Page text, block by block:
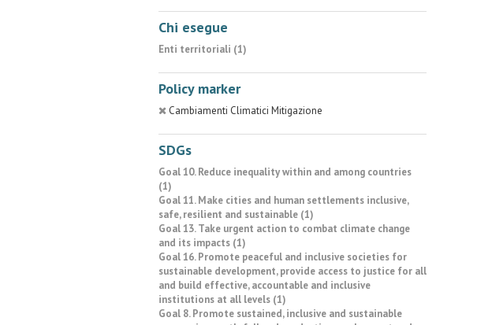
Chi esegue
Enti territoriali (1)
Policy marker
Cambiamenti Climatici Mitigazione
SDGs
Goal 10. Reduce inequality within and among countries
(1)
Goal 11. Make cities and human settlements inclusive,
safe, resilient and sustainable (1)
Goal 13. Take urgent action to combat climate change
and its impacts (1)
Goal 16. Promote peaceful and inclusive societies for
sustainable development, provide access to justice for all
and build effective, accountable and inclusive
institutions at all levels (1)
Goal 8. Promote sustained, inclusive and sustainable